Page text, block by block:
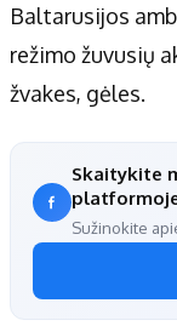
Baltarusijos
režimo žuvusių
žvakes, gėles.
Skaitykite
Sužinokite